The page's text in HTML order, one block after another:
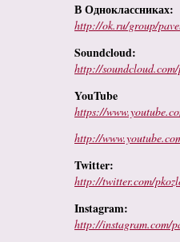
В Одноклассниках:
http://ok.ru/group/
Soundcloud:
http://
YouTube
https://
http://
Twitter:
http://twitter.com/
Instagram:
http://instagram.com/